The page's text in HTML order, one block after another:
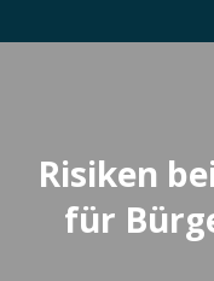
Risiken
für